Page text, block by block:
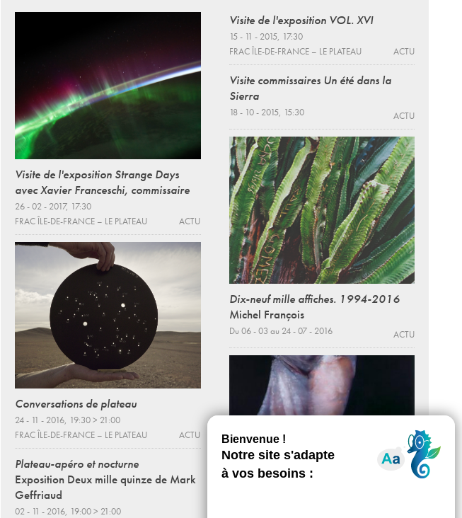
Visite de l'exposition Strange Days
avec Xavier Franceschi, commissaire
26 - 02 - 2017, 17:30
FRAC ÎLE-DE-FRANCE – LE PLATEAU
ACTU
Conversations de plateau
24 - 11 - 2016, 19:30 > 21:00
FRAC ÎLE-DE-FRANCE – LE PLATEAU
ACTU
Plateau-apéro et nocturne
Exposition Deux mille quinze de Mark
Geffriaud
02 - 11 - 2016, 19:00 > 21:00
Visite de l'exposition VOL. XVI
15 - 11 - 2015, 17:30
FRAC ÎLE-DE-FRANCE – LE PLATEAU
ACTU
Visite commissaires Un été dans la
Sierra
18 - 10 - 2015, 15:30 ACTU
Dix-neuf mille affiches. 1994-2016
Michel François
Du 06 - 03 au 24 - 07 - 2016 ACTU